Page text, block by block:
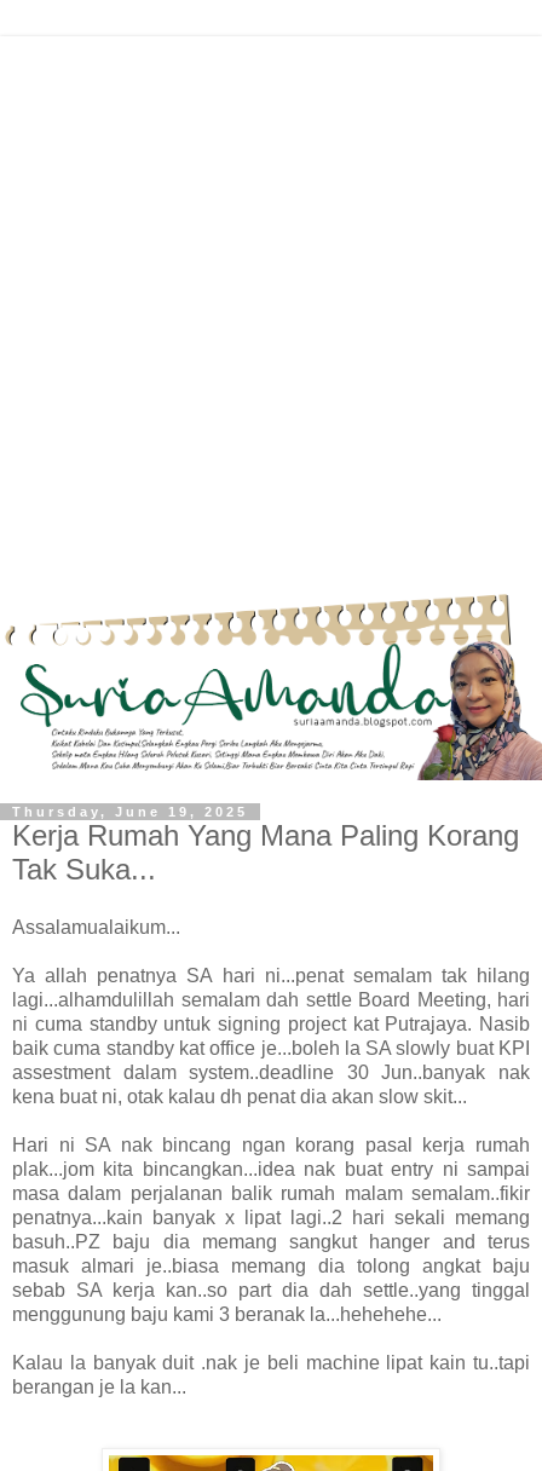
Thursday, June 19, 2025
Kerja Rumah Yang Mana Paling Korang
Tak Suka...
Assalamualaikum...
Ya allah penatnya SA hari ni...penat semalam tak hilang
lagi...alhamdulillah semalam dah settle Board Meeting, hari
ni cuma standby untuk signing project kat Putrajaya. Nasib
baik cuma standby kat office je...boleh la SA slowly buat KPI
assestment dalam system..deadline 30 Jun..banyak nak
kena buat ni, otak kalau dh penat dia akan slow skit...
Hari ni SA nak bincang ngan korang pasal kerja rumah
plak...jom kita bincangkan...idea nak buat entry ni sampai
masa dalam perjalanan balik rumah malam semalam..fikir
penatnya...kain banyak x lipat lagi..2 hari sekali memang
basuh..PZ baju dia memang sangkut hanger and terus
masuk almari je..biasa memang dia tolong angkat baju
sebab SA kerja kan..so part dia dah settle..yang tinggal
menggunung baju kami 3 beranak la...hehehehe...
Kalau la banyak duit .nak je beli machine lipat kain tu..tapi
berangan je la kan...